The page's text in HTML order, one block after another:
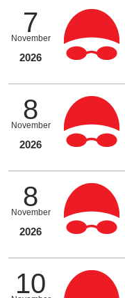
7
November
2026
8
November
2026
8
November
2026
10